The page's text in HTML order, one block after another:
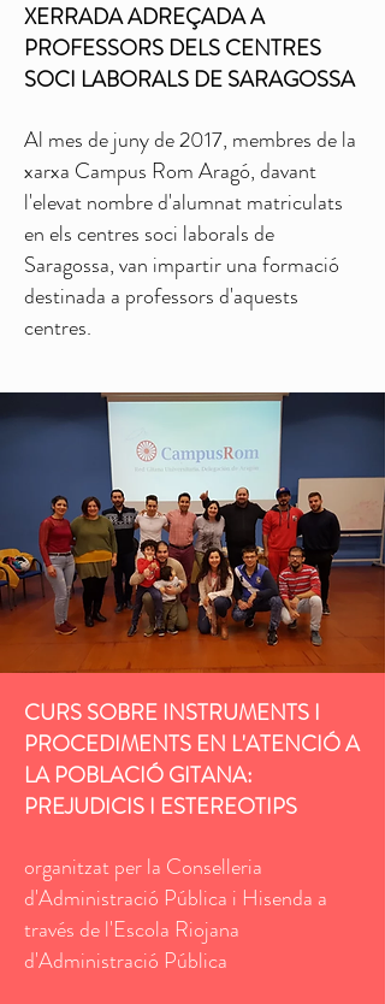
XERRADA ADREÇADA A
PROFESSORS DELS CENTRES
SOCI LABORALS DE SARAGOSSA
Al mes de juny de 2017, membres de la
xarxa Campus Rom Aragó, davant
l'elevat nombre d'alumnat matriculats
en els centres soci laborals de
Saragossa, van impartir una formació
destinada a professors d'aquests
centres.
CURS SOBRE INSTRUMENTS I
PROCEDIMENTS EN L'ATENCIÓ A
LA POBLACIÓ GITANA:
PREJUDICIS I ESTEREOTIPS
organitzat per la Conselleria
d'Administració Pública i Hisenda a
través de l'Escola Riojana
d'Administració Pública